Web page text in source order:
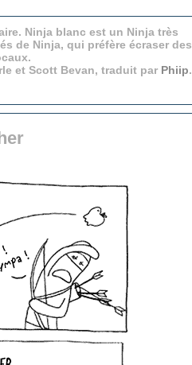
Ninja blanc est un Ninja très
de Ninja, qui préfère écraser des
et Scott Bevan, traduit par Phiip.